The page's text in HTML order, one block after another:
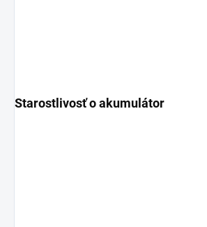
Starostlivosť o akumulátor